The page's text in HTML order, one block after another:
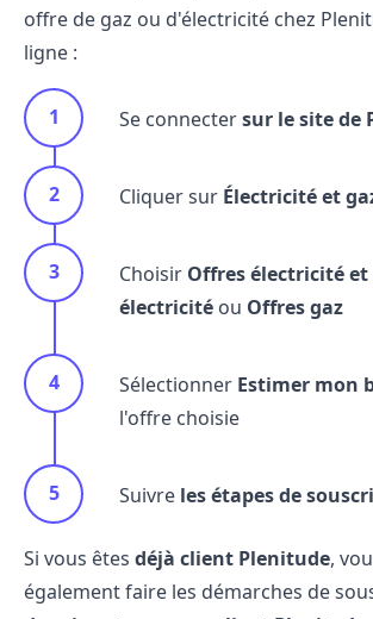
offre de gaz ou d'électricité chez
ligne :
Se connectersur le site de
Cliquer sur Électricité et
Choisir Offres électricité et
électricité ou Offres gaz
Sélectionner Estimer mon
l'offre choisie
Suivre les étapes de
Si vous êtes déjà client Plenitude,
également faire les démarches de